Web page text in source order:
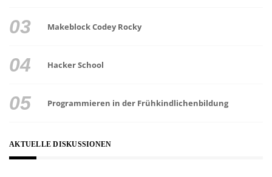
Makeblock Codey Rocky
Hacker School
Programmieren in der Frühkindlichenbildung
AKTUELLE DISKUSSIONEN